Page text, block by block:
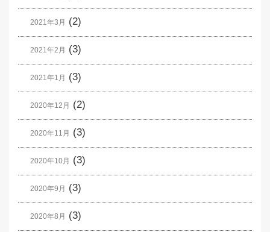
2021年3月 (2)
2021年2月 (3)
2021年1月 (3)
2020年12月 (2)
2020年11月 (3)
2020年10月 (3)
2020年9月 (3)
2020年8月 (3)